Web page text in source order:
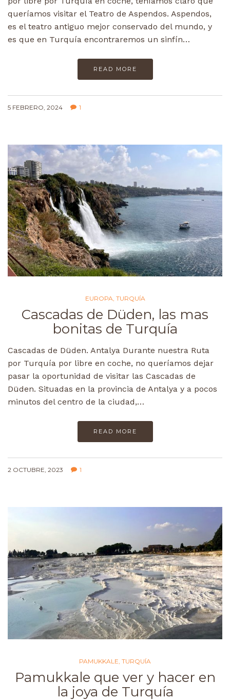
queríamos visitar el Teatro de Aspendos. Aspendos,
es el teatro antiguo mejor conservado del mundo, y
es que en Turquía encontraremos un sinfín…
READ MORE
5 FEBRERO, 2024 1
EUROPA, TURQUÍA
Cascadas de Düden, las mas
bonitas de Turquía
Cascadas de Düden. Antalya Durante nuestra Ruta
por Turquía por libre en coche, no queríamos dejar
pasar la oportunidad de visitar las Cascadas de
Düden. Situadas en la provincia de Antalya y a pocos
minutos del centro de la ciudad,…
READ MORE
2 OCTUBRE, 2023 1
PAMUKKALE, TURQUÍA
Pamukkale que ver y hacer en
la joya de Turquía